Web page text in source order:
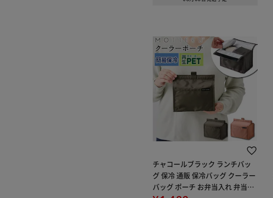
チャコールブラック ランチバッ
グ 保冷 通販 保冷バッグ クーラー
バッグ ポーチ お弁当入れ 弁当包